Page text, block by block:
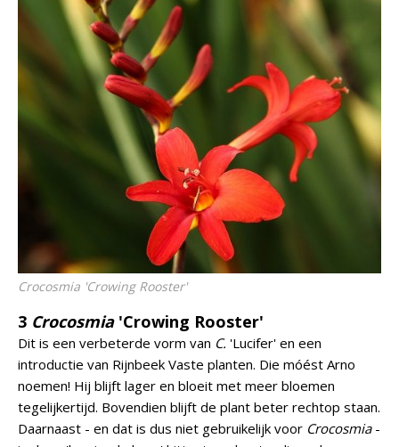
Crocosmia 'Crowing Rooster'
3 Crocosmia'Crowing Rooster'
Dit is een verbeterde vorm van C. 'Lucifer' en een
introductie van Rijnbeek Vaste planten. Die móést Arno
noemen! Hij blijft lager en bloeit met meer bloemen
tegelijkertijd. Bovendien blijft de plant beter rechtop staan.
Daarnaast - en dat is dus niet gebruikelijk voor Crocosmia-